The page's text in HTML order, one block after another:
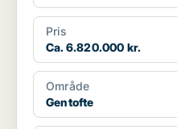
Pris
Ca. 6.820.000 kr.
Område
Gentofte